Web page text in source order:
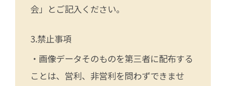
会」とご記入ください。
禁止事項
・画像データそのものを第三者に配布する
ことは、営利、非営利を問わずできませ